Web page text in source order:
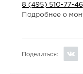
8 (495) 510-77-46
Подробнее о
Поделиться: